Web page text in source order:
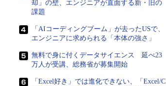
却」の壁、エンジニアが直面する新・旧の
課題
「AIコーディングブーム」が去ったUSで、
エンジニアに求められる「本体の強さ」
無料で身に付くデータサイエンス 延べ23
万人が受講、総務省が募集開始
「Excel好き」では進化できない、「Excel/C